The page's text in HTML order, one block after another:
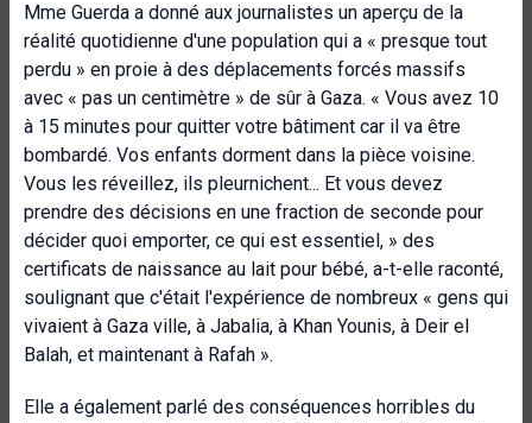
Mme Guerda a donné aux journalistes un aperçu de la
réalité quotidienne d'une population qui a « presque tout
perdu » en proie à des déplacements forcés massifs
avec « pas un centimètre » de sûr à Gaza. « Vous avez 10
à 15 minutes pour quitter votre bâtiment car il va être
bombardé. Vos enfants dorment dans la pièce voisine.
Vous les réveillez, ils pleurnichent... Et vous devez
prendre des décisions en une fraction de seconde pour
décider quoi emporter, ce qui est essentiel, » des
certificats de naissance au lait pour bébé, a-t-elle raconté,
soulignant que c'était l'expérience de nombreux « gens qui
vivaient à Gaza ville, à Jabalia, à Khan Younis, à Deir el
Balah, et maintenant à Rafah ».
Elle a également parlé des conséquences horribles du